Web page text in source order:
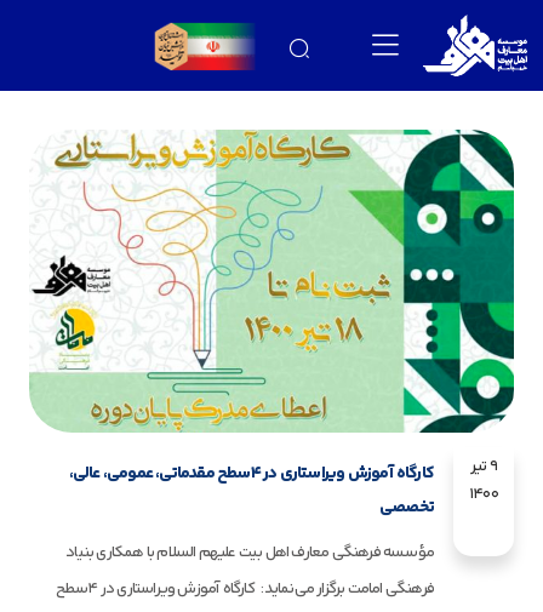
9 تیر
1400
کارگاه آموزش ویراستاری در ۴سطح مقدماتی، عمومی، عالی،
تخصصی
مؤسسه فرهنگی معارف اهل بیت علیهم السلام با همکاری بنیاد
فرهنگی امامت برگزار می‌نماید: کارگاه آموزش ویراستاری در ۴سطح